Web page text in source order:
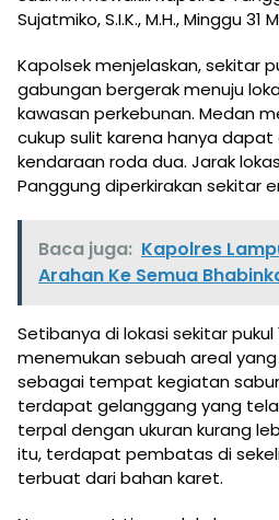
Sujatmiko, S.I.K., M.H., Minggu 31
Kapolsek menjelaskan, sekitar
gabungan bergerak menuju
kawasan perkebunan. Medan
cukup sulit karena hanya
kendaraan roda dua. Jarak
Panggung diperkirakan sekitar
Baca juga: Kapolres
Arahan Ke Semua
Setibanya di lokasi sekitar pukul
menemukan sebuah areal
sebagai tempat kegiatan
terdapat gelanggang yang
terpal dengan ukuran kurang
itu, terdapat pembatas di
terbuat dari bahan karet.